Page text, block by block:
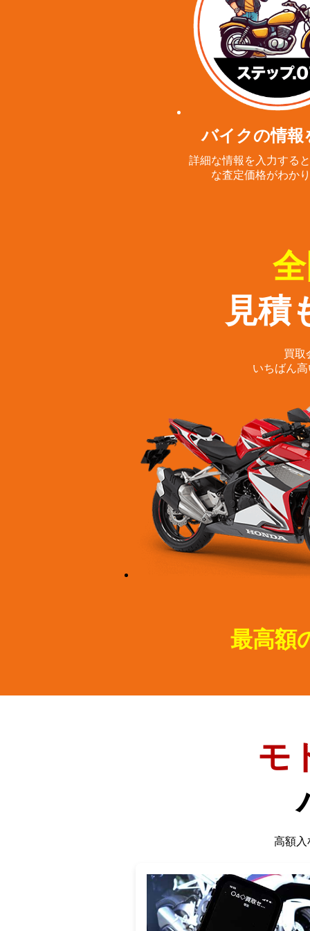
バイクの情報
詳細な情報を入力する
な査定価格がわか
見積
買取
いちばん
最高額
モ
高額